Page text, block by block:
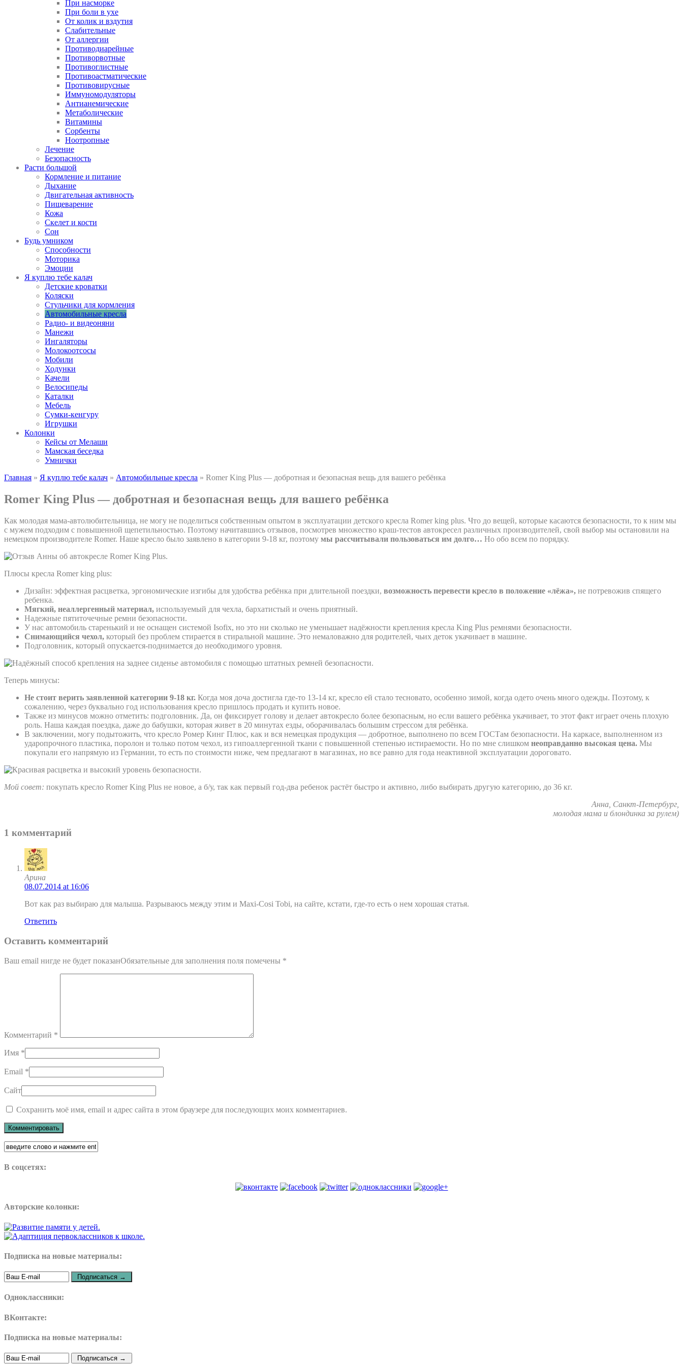
При насморке
При боли в ухе
От колик и вздутия
Слабительные
От аллергии
Противодиарейные
Противорвотные
Противоглистные
Противоастматические
Противовирусные
Иммуномодуляторы
Антианемические
Метаболические
Витамины
Сорбенты
Ноотропные
Лечение
Безопасность
Расти большой
Кормление и питание
Дыхание
Двигательная активность
Пищеварение
Кожа
Скелет и кости
Сон
Будь умником
Способности
Моторика
Эмоции
Я куплю тебе калач
Детские кроватки
Коляски
Стульчики для кормления
Автомобильные кресла
Радио- и видеоняни
Манежи
Ингаляторы
Молокоотсосы
Мобили
Ходунки
Качели
Велосипеды
Каталки
Мебель
Сумки-кенгуру
Игрушки
Колонки
Кейсы от Мелаши
Мамская беседка
Умнички
Главная » Я куплю тебе калач » Автомобильные кресла » Romer King Plus — добротная и безопасная вещь для вашего ребёнка
Romer King Plus — добротная и безопасная вещь для вашего ребёнка
Как молодая мама-автолюбительница, не могу не поделиться собственным опытом в эксплуатации детского кресла Romer king plus. Что до вещей, которые касаются безопасности, то к ним мы
с мужем подходим с повышенной щепетильностью. Поэтому начитавшись отзывов, посмотрев множество краш-тестов автокресел различных производителей, свой выбор мы остановили на
немецком производителе Romer. Наше кресло было заявлено в категории 9-18 кг, поэтому мы рассчитывали пользоваться им долго… Но обо всем по порядку.
Плюсы кресла Romer king plus:
Дизайн: эффектная расцветка, эргономические изгибы для удобства ребёнка при длительной поездки, возможность перевести кресло в положение «лёжа», не потревожив спящего
ребенка.
Мягкий, неаллергенный материал, используемый для чехла, бархатистый и очень приятный.
Надежные пятиточечные ремни безопасности.
У нас автомобиль старенький и не оснащен системой Isofix, но это ни сколько не уменьшает надёжности крепления кресла King Plus ремнями безопасности.
Снимающийся чехол, который без проблем стирается в стиральной машине. Это немаловажно для родителей, чьих деток укачивает в машине.
Подголовник, который опускается-поднимается до необходимого уровня.
Теперь минусы:
Не стоит верить заявленной категории 9-18 кг. Когда моя доча достигла где-то 13-14 кг, кресло ей стало тесновато, особенно зимой, когда одето очень много одежды. Поэтому, к
сожалению, через буквально год использования кресло пришлось продать и купить новое.
Также из минусов можно отметить: подголовник. Да, он фиксирует голову и делает автокресло более безопасным, но если вашего ребёнка укачивает, то этот факт играет очень плохую
роль. Наша каждая поездка, даже до бабушки, которая живет в 20 минутах езды, оборачивалась большим стрессом для ребёнка.
В заключении, могу подытожить, что кресло Ромер Кинг Плюс, как и вся немецкая продукция — добротное, выполнено по всем ГОСТам безопасности. На каркасе, выполненном из
ударопрочного пластика, поролон и только потом чехол, из гипоаллергенной ткани с повышенной степенью истираемости. Но по мне слишком неоправданно высокая цена. Мы
покупали его напрямую из Германии, то есть по стоимости ниже, чем предлагают в магазинах, но все равно для года неактивной эксплуатации дороговато.
Мой совет: покупать кресло Romer King Plus не новое, а б/у, так как первый год-два ребенок растёт быстро и активно, либо выбирать другую категорию, до 36 кг.
Анна, Санкт-Петербург,
молодая мама и блондинка за рулем)
1 комментарий
Арина
08.07.2014 at 16:06
Вот как раз выбираю для малыша. Разрываюсь между этим и Maxi-Cosi Tobi, на сайте, кстати, где-то есть о нем хорошая статья.
Ответить
Оставить комментарий
Ваш email нигде не будет показанОбязательные для заполнения поля помечены *
Комментарий *
Имя *
Email *
Сайт
Сохранить моё имя, email и адрес сайта в этом браузере для последующих моих комментариев.
В соцсетях:
Авторские колонки:
Подписка на новые материалы:
Одноклассники:
ВКонтакте:
Подписка на новые материалы: